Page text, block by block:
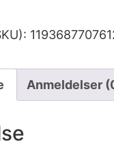
Anmeldelser